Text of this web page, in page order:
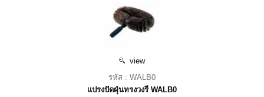
view
รหัส : WALB0
แปรงปัดฝุ่นทรงวงรี WALB0